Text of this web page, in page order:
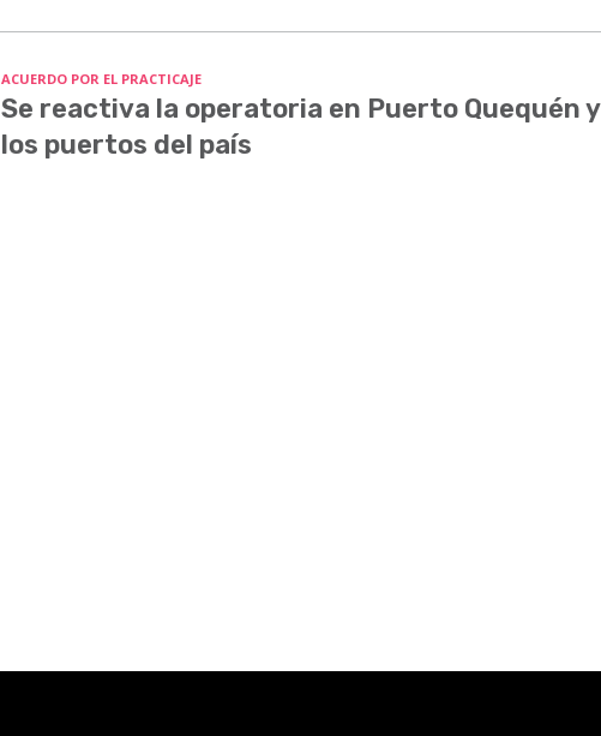
ACUERDO POR EL PRACTICAJE
Se reactiva la operatoria en Puerto Quequén y
los puertos del país